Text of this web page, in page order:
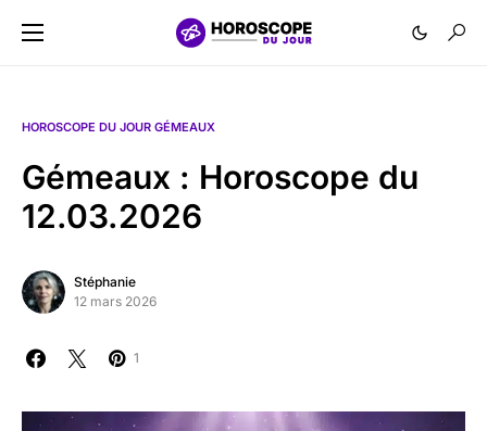
HOROSCOPE DU JOUR GÉMEAUX
Gémeaux : Horoscope du
12.03.2026
Stéphanie
12 mars 2026
1